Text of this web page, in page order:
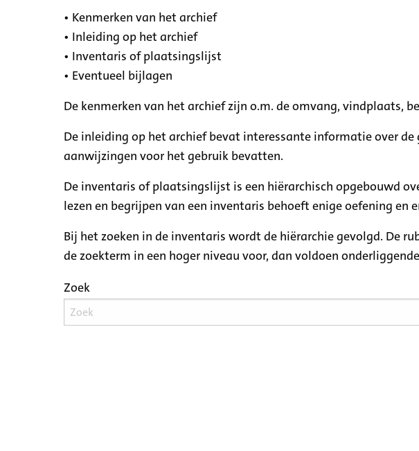
• Kenmerken van het archief
• Inleiding op het archief
• Inventaris of plaatsingslijst
• Eventueel bijlagen
De kenmerken van het archief zijn o.m. de omvang, vindplaats,
De inleiding op het archief bevat interessante informatie over
aanwijzingen voor het gebruik bevatten.
De inventaris of plaatsingslijst is een hiërarchisch opgebouwd
lezen en begrijpen van een inventaris behoeft enige oefening en
Bij het zoeken in de inventaris wordt de hiërarchie gevolgd. De
de zoekterm in een hoger niveau voor, dan voldoen
Zoek